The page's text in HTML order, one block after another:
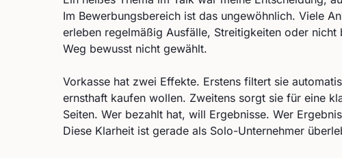
Im Bewerbungsbereich ist das ungewöhnlich. Viele
erleben regelmäßig Ausfälle, Streitigkeiten oder nicht
Weg bewusst nicht gewählt.
Vorkasse hat zwei Effekte. Erstens filtert sie
ernsthaft kaufen wollen. Zweitens sorgt sie für eine
Seiten. Wer bezahlt hat, will Ergebnisse. Wer
Diese Klarheit ist gerade als Solo-Unternehmer